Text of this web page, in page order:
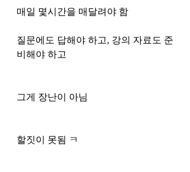
매일 몇시간을 매달려야 함
질문에도 답해야 하고, 강의 자료도 준
비해야 하고
그게 장난이 아님
할짓이 못됨 ㅋ